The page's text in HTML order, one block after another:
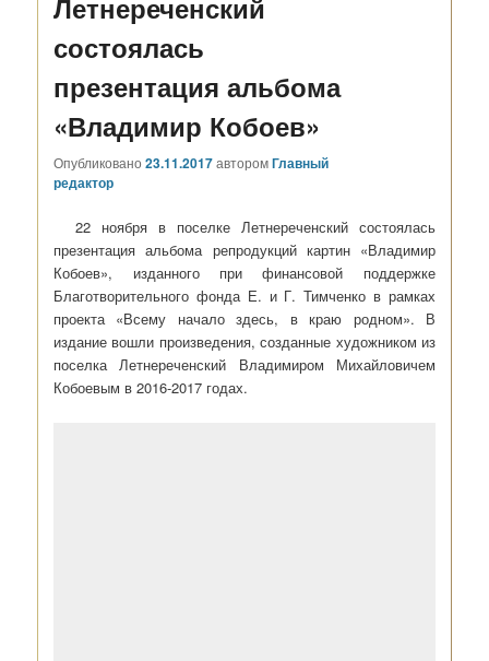
Летнереченский
состоялась
презентация альбома
«Владимир Кобоев»
Опубликовано23.11.2017авторомГлавный
редактор
22 ноября в поселке Летнереченский состоялась
презентация альбома репродукций картин «Владимир
Кобоев», изданного при финансовой поддержке
Благотворительного фонда Е. и Г. Тимченко в рамках
проекта «Всему начало здесь, в краю родном». В
издание вошли произведения, созданные художником из
поселка Летнереченский Владимиром Михайловичем
Кобоевым в 2016-2017 годах.